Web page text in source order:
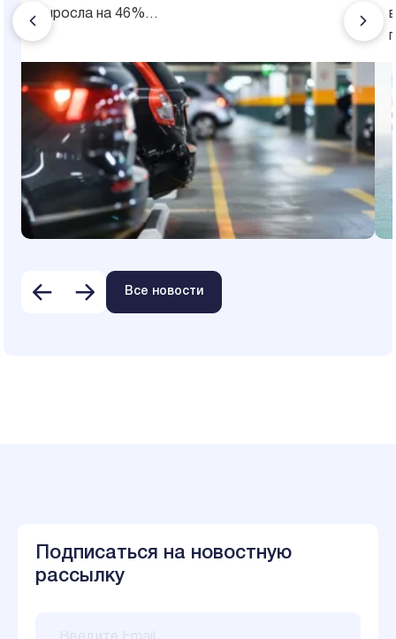
выросла на 46%…
Все новости
Подписаться на новостную
рассылку